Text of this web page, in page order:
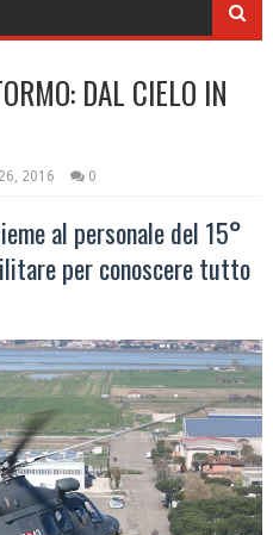
DAL CIELO IN
2016 0
al personale del 15°
per conoscere tutto